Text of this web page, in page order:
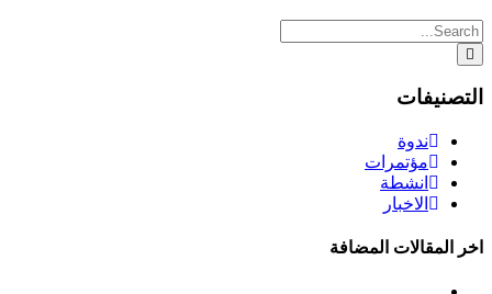
التصنيفات
ندوة
مؤتمرات
انشطة
الاخبار
اخر المقالات المضافة